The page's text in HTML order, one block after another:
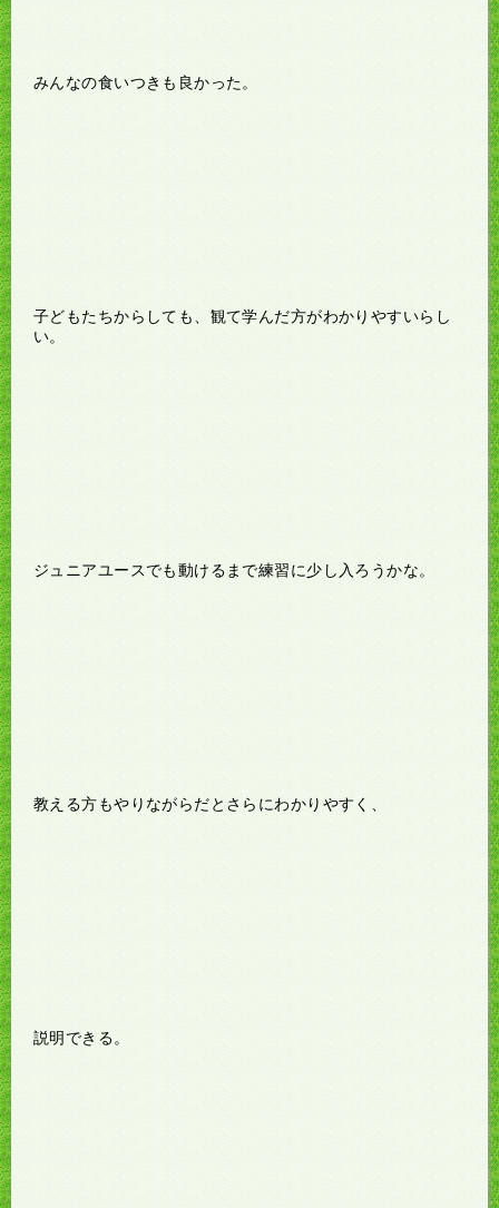
みんなの食いつきも良かった。
子どもたちからしても、観て学んだ方がわかりやすいらし
い。
ジュニアユースでも動けるまで練習に少し入ろうかな。
教える方もやりながらだとさらにわかりやすく、
説明できる。